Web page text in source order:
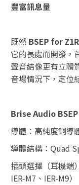
豐富訊息量
既然 BSEP for Z1R
它的長處而開發，
聲音結像更有立體
音場情況下，定位
Brise Audio
導體：高純度銅導
導體結構：Quad
插頭選擇（耳機端
IER-M7、IER-M9）